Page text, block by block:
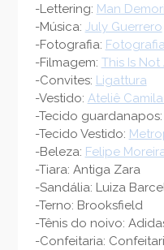
-Lettering: Man Demori
-Música: July Guerrero
-Fotografia:
-Filmagem: This Is
-Convites: Ligattura
-Vestido: Ateliê
-Tecido guardanapos:
-Tecido Vestido:
-Beleza: Felipe
-Tiara: Antiga Zara
-Sandália: Luiza
-Terno: Brooksfield
-Tênis do noivo:
-Confeitaria: